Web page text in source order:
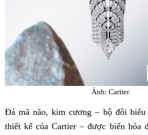
Ảnh: Cartier
Đá mã não, kim cương – bộ đôi biểu
thiết kế của Cartier – được biến hóa